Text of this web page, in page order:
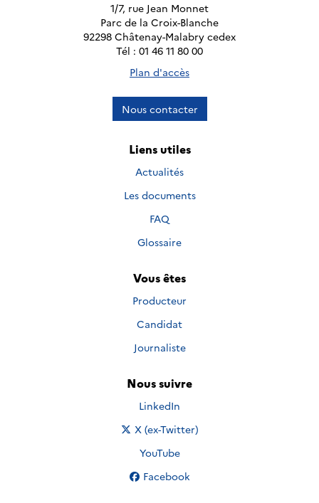
1/7, rue Jean Monnet
Parc de la Croix-Blanche
92298 Châtenay-Malabry cedex
Tél : 01 46 11 80 00
Plan d'accès
Nous contacter
Liens utiles
Actualités
Les documents
FAQ
Glossaire
Vous êtes
Producteur
Candidat
Journaliste
Nous suivre
Nous suivre sur
LinkedIn
Nous suivre sur
X (ex-Twitter)
Nous suivre sur
YouTube
Nous suivre sur
Facebook